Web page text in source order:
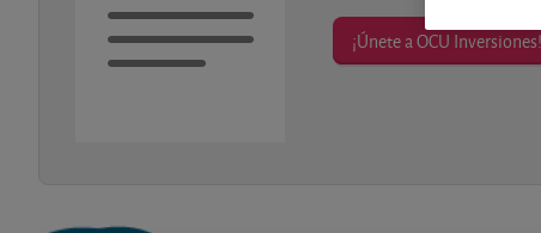
¡Únete a OCU Inversiones!